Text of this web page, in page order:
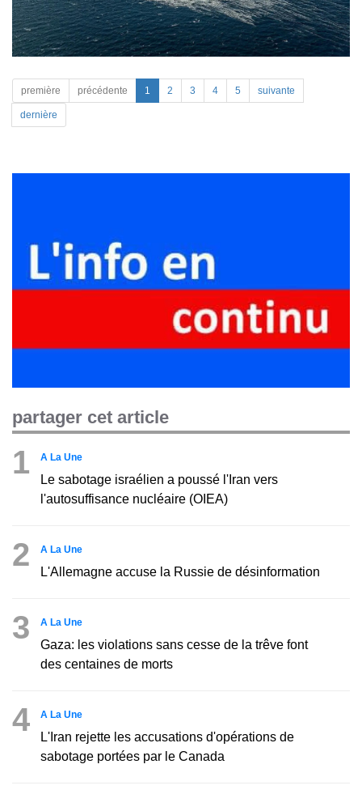
première précédente 1 2 3 4 5 suivante
dernière
partager cet article
1 A La Une
Le sabotage israélien a poussé l'Iran vers
l'autosuffisance nucléaire (OIEA)
2 A La Une
L'Allemagne accuse la Russie de désinformation
3 A La Une
Gaza: les violations sans cesse de la trêve font
des centaines de morts
4 A La Une
L'Iran rejette les accusations d'opérations de
sabotage portées par le Canada